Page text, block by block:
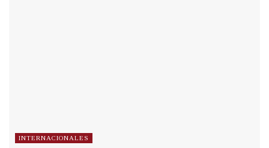
INTERNACIONALES